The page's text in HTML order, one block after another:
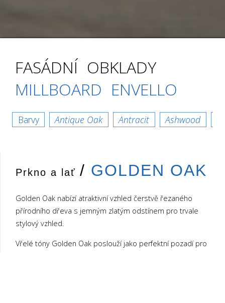
Golden Oak
↓
FASÁDNÍ OBKLADY
MILLBOARD ENVELLO
Barvy Antique Oak Antracit Ashwood
Prkno a lať/ GOLDEN OAK
Golden Oak nabízí atraktivní vzhled čerstvě řezaného
přírodního dřeva s jemným zlatým odstínem pro trvale
stylový vzhled.
Vřelé tóny Golden Oak poslouží jako perfektní pozadí pro